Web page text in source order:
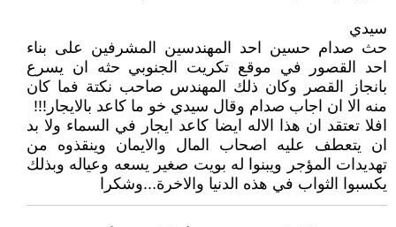
سيدي
حث صدام حسين احد المهندسين المشرفين على بناء
احد القصور في موقع تكريت الجنوبي حثه ان يسرع
بانجاز القصر وكان ذلك المهندس صاحب نكتة فما كان
منه الا ان اجاب صدام وقال سيدي خو ما كاعد بالايجار!!!
افلا تعتقد ان هذا الاله ايضا كاعد ايجار في السماء ولا بد
ان يتعطف عليه اصحاب المال والايمان وينقذوه من
تهديدات المؤجر ويبنوا له بويت صغير يسعه وعياله وبذلك
يكسبوا الثواب في هذه الدنيا والاخرة...وشكرا